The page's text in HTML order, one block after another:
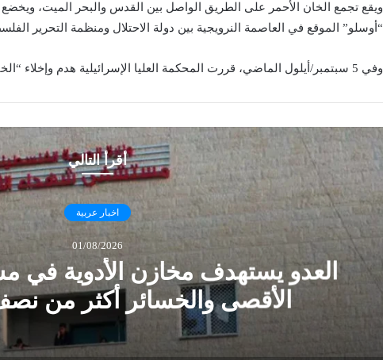
ويقع تجمع الخان الأحمر على الطريق الواصل بين القدس والبحر الميت،
“أوسلو” الموقع في العاصمة النرويجية بين دولة الاحتلال ومنظمة التحرير
وفي 5 سبتمبر/أيلول الماضي، قررت المحكمة العليا الإسرائيلية هدم وإخلاء “الخان الأحمر”.
أقرأ التالي
اخبار عربية
01/08/2026
العدو يستهدف مخازن الأدوية
الأقصى والخسائر أكثر من